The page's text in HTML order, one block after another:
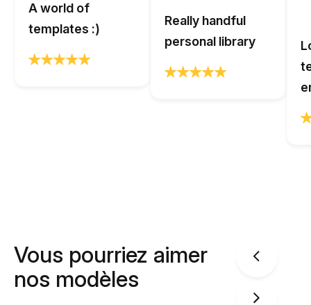
A world of
templates :)
Really handful
personal library
Vous pourriez aimer
nos modèles